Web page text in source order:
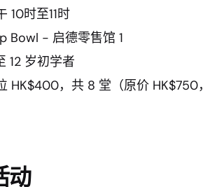
10时至11时
Bowl - 启德零售馆 1
12 岁初学者
HK$400，共 8 堂（原价 HK$750
动